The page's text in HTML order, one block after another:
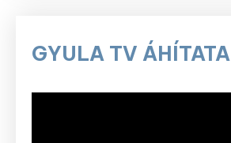
GYULA TV ÁHÍTATA